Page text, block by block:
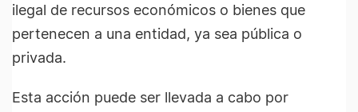
ilegal de recursos económicos o bienes que
pertenecen a una entidad, ya sea pública o
privada.
Esta acción puede ser llevada a cabo por